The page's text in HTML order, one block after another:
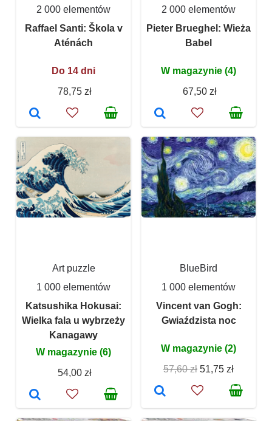
2 000 elementów
Raffael Santi: Škola v
Aténách
Do 14 dni
78,75 zł
2 000 elementów
Pieter Brueghel: Wieża
Babel
W magazynie (4)
67,50 zł
Art puzzle
1 000 elementów
Katsushika Hokusai:
Wielka fala u wybrzeży
Kanagawy
W magazynie (6)
54,00 zł
BlueBird
1 000 elementów
Vincent van Gogh:
Gwiaździsta noc
W magazynie (2)
57,60 zł 51,75 zł